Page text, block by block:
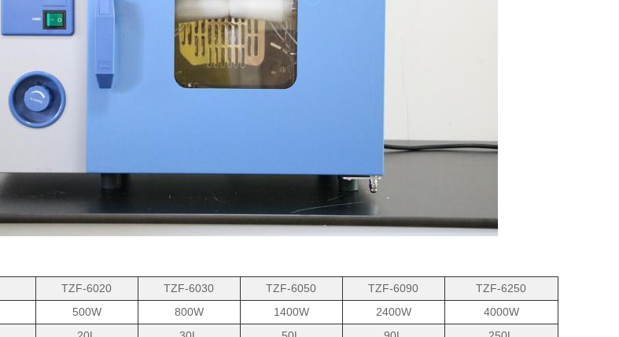
TZF-6020 TZF-6030 TZF-6050 TZF-6090
TZF-6250
500W 800W 1400W 2400W
4000W